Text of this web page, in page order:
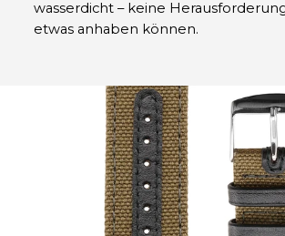
wasserdicht – keine
etwas anhaben können.